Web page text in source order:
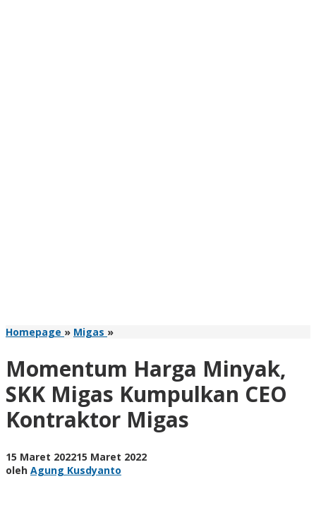
Homepage » Migas »Momentum
Minyak,
SKK
Migas
Kumpulkan
CEO
Kontraktor
Momentum Harga Minyak,
SKK Migas Kumpulkan CEO
Kontraktor Migas
15 Maret 202215 Maret 2022oleh
oleh Agung Kusdyanto